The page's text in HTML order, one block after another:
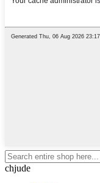
chjude